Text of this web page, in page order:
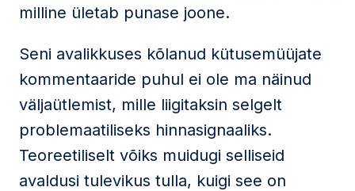
milline ületab punase joone.
Seni avalikkuses kõlanud kütusemüüjate
kommentaaride puhul ei ole ma näinud
väljaütlemist, mille liigitaksin selgelt
problemaatiliseks hinnasignaaliks.
Teoreetiliselt võiks muidugi selliseid
avaldusi tulevikus tulla, kuigi see on